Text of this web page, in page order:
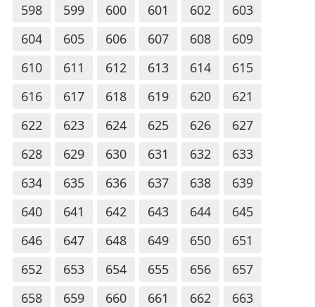
598
599 600 601 602
603
604
605 606 607 608
609
610
611 612 613 614
615
616
617 618 619 620
621
622
623 624 625 626
627
628
629 630 631 632
633
634
635 636 637 638
639
640
641 642 643 644
645
646
647 648 649 650
651
652
653 654 655 656
657
658
659 660 661 662
663